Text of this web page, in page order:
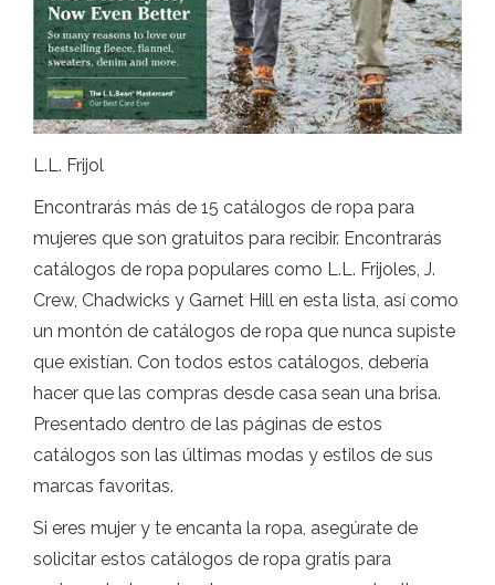
L.L. Frijol
Encontrarás más de 15 catálogos de ropa para
mujeres que son gratuitos para recibir. Encontrarás
catálogos de ropa populares como L.L. Frijoles, J.
Crew, Chadwicks y Garnet Hill en esta lista, así como
un montón de catálogos de ropa que nunca supiste
que existían. Con todos estos catálogos, debería
hacer que las compras desde casa sean una brisa.
Presentado dentro de las páginas de estos
catálogos son las últimas modas y estilos de sus
marcas favoritas.
Si eres mujer y te encanta la ropa, asegúrate de
solicitar estos catálogos de ropa gratis para